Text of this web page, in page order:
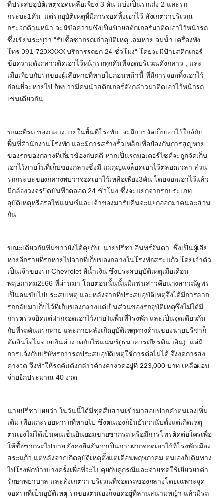
ที่ประสบอุบัติเหตุจอดเหลือเพียง 3 คัน แบ่งเป็นรถเก๋ง 2 และรถ
กระบะ1คัน แต่รถอุบัติเหตุที่มีการจอดทิ้งเอาไว้ สังเกตว่าบริเวณ
กระจกด้านหน้า จะมีข้อความซึ่งเป็นป้ายสติกเกอร์มาติดเอาไว้หน้ารถ
ซึ่งเขียนระบุว่า “รับซื้อซากรถเก่าอุบัติเหตุ เล่มหาย จมน้ำ เครื่องพัง
โทร 091-720XXXX บริการรถยก 24 ชั่วโมง“ โดยจะมีป้ายสติกเกอร์
ข้อความดังกล่าวติดเอาไว้หน้ารถทุกคันที่จอดบริเวณดังกล่าว , และ
เมื่อเทียบกับรถของผู้เสียหายที่หายไปก่อนหน้านี้ ที่มีการจอดทิ้งเอาไว้
ก่อนที่จะหายไป ก็พบว่ามีคนนำสติกเกอร์ดังกล่าวมาติดเอาไว้หน้ารถ
เช่นเดียวกัน
ขณะที่รถ ของกลางภายในพื้นที่โรงพัก จะมีการจัดเก็บเอาไว้ใกล้กับ
พื้นที่สำนักงานโรงพัก และมีการสร้างรั้วเหล็กเพื่อป้องกันการสูญหาย
ของรถของกลางที่เกี่ยวข้องกับคดี หากเป็นรถมอเตอร์ไซต์จะถูกจัดเก็บ
เอาไว้ภายในที่เก็บของกลางซึ่งมี แม่กุญแจล็อคเอาไว้ตลอดเวลา ส่วน
รถกระบะของกลางพบว่าจอดเอาไว้เหลือเพียง3คัน โดยจอดเอาไว้แล้ว
มีกล้องวงจรปิดบันทึกตลอด 24 ชั่วโมง ซึ่งจะแยกจากรถประเภท
อุบัติเหตุหรือรอไฟแนนซ์และเจ้าของมารับคืนจะแยกออกมาคนละส่วน
กัน
ขณะเดียวกันทีมข่าวยังได้คุยกับ นายปรีชา อินทร์จันดา ซึ่งเป็นผู้เสีย
หายอีกรายที่รถหายไปจากที่เก็บของกลางในโรงพักสระแก้ว โดยเจ้าตัว
เป็นเจ้าของรถ Chevrolet สีน้ำเงิน ซึ่งประสบอุบัติเหตุเมื่อเดือน
พฤษภาคม2566 ที่ผ่านมา โดยตอนนั้นนั้นมีแฟนสาวคือนางสาวณัฐพร
เป็นคนขับไปประสบเหตุ และหลังจากที่ประสบอุบัติเหตุจึงได้มีการลาก
รถกลับมาเก็บไว้ที่เก็บของกลางแต่เป็นส่วนของรถอุบัติเหตุซึ่งไม่ได้มี
การตรวจยึดแต่ฝากจอดเอาไว้ภายในพื้นที่โรงพัก และเป็นจุดเดียวกัน
กับที่รถคันแรกหาย และภายหลังเกิดอุบัติเหตุทางด้านของนายปรีชาก็
ตัดสินใจไม่จ่ายเงินค่างวดกับไฟแนนซ์(ธนาคารเกียรตินาคิน) แต่มี
การแจ้งกับบริษัทรถว่ารถประสบอุบัติเหตุใช้การต่อไม่ได้ จึงงดการส่ง
ค่างวด จึงทำให้รถคันดังกล่าวค้างค่างวดอยู่ที่ 223,000 บาท เหลือผ่อน
จ่ายอีกประมาณ 40 งวด
นายปรีชา เผยว่า ในวันนี้ได้มีชุดสืบสวนเข้ามาสอบปากคำตนเองเพิ่ม
เติม เพื่อแกะรอยหารถที่หายไป ซึ่งตนเองก็ยืนยันว่านับตั้งแต่เกิดเหตุ
ตนเองไม่ได้เป็นคนเซ็นยินยอมขายซากรถ หรือมีการโทรติดต่อใครเพื่อ
ให้ซื้อซากรถไปขาย ยังคงยืนยันว่าเป็นการฝากจอดเอาไว้ที่โรงพักเมือง
สระแก้ว แต่หลังจากเกิดอุบัติเหตุตั้งแต่เดือนพฤษภาคม ตนเองก็เดินทาง
ไปโรงพักบ้างบางครั้งเพื่อที่จะไปคุยกับคู่กรณีและจ่ายชดใช้เยียวยาค่า
รักษาพยาบาล และสังเกตว่า บริเวณที่จอดรถของกลางโดยเฉพาะจุด
จอดรถที่เป็นอุบัติเหตุ รถของตนเองก็จอดอยู่ที่ลานสนามหญ้า แล้วมีรถ